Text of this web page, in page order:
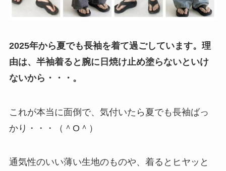
2025年から夏でも長袖を着て過ごしています。理
由は、半袖着ると腕に日焼け止め塗らないといけ
ないから・・・。
これが本当に面倒で、気付いたら夏でも長袖ばっ
かり・・・（＾O＾）
通気性のいい薄い生地のものや、着るとヒヤッと